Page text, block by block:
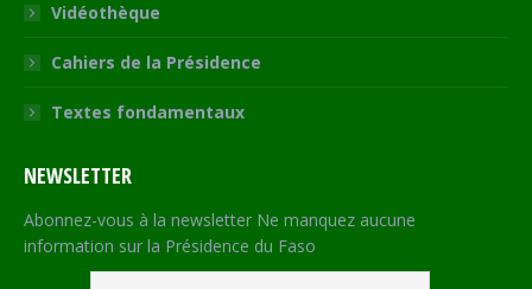
Vidéothèque
Cahiers de la Présidence
Textes fondamentaux
NEWSLETTER
Abonnez-vous à la newsletter Ne manquez aucune
information sur la Présidence du Faso